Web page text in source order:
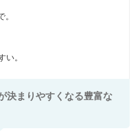
い。
決まりやすくなる豊富な